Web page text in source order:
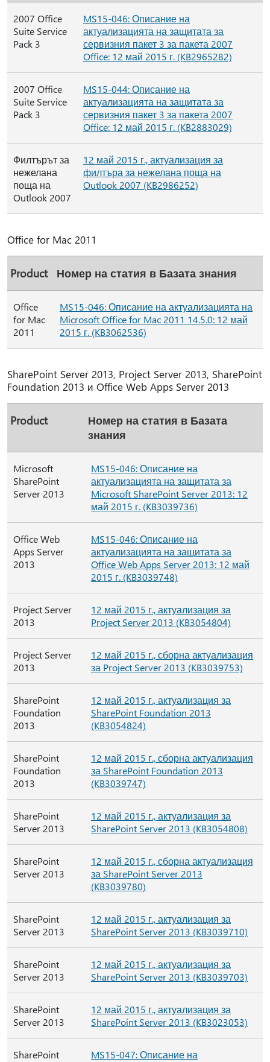
2007 Office
Suite Service
Pack 3
MS15-046: Описание на
актуализацията на защитата за
сервизния пакет 3 за пакета 2007
Office: 12 май 2015 г. (KB2965282)
2007 Office
Suite Service
Pack 3
MS15-044: Описание на
актуализацията на защитата за
сервизния пакет 3 за пакета 2007
Office: 12 май 2015 г. (KB2883029)
Филтърът за
нежелана
поща на
Outlook 2007
12 май 2015 г., актуализация за
филтъра за нежелана поща на
Outlook 2007 (KB2986252)
Office for Mac 2011
Product Номер на статия в Базата знания
Office
for Mac
2011
MS15-046: Описание на актуализацията на
Microsoft Office for Mac 2011 14.5.0: 12 май
2015 г. (KB3062536)
SharePoint Server 2013, Project Server 2013, SharePoint
Foundation 2013 и Office Web Apps Server 2013
Product
Номер на статия в Базата
знания
Microsoft
SharePoint
Server 2013
MS15-046: Описание на
актуализацията на защитата за
Microsoft SharePoint Server 2013: 12
май 2015 г. (KB3039736)
Office Web
Apps Server
2013
MS15-046: Описание на
актуализацията на защитата за
Office Web Apps Server 2013: 12 май
2015 г. (KB3039748)
Project Server
2013
12 май 2015 г., актуализация за
Project Server 2013 (KB3054804)
Project Server
2013
12 май 2015 г., сборна актуализация
за Project Server 2013 (KB3039753)
SharePoint
Foundation
2013
12 май 2015 г., актуализация за
SharePoint Foundation 2013
(KB3054824)
SharePoint
Foundation
2013
12 май 2015 г., сборна актуализация
за SharePoint Foundation 2013
(KB3039747)
SharePoint
Server 2013
12 май 2015 г., актуализация за
SharePoint Server 2013 (KB3054808)
SharePoint
Server 2013
12 май 2015 г., сборна актуализация
за SharePoint Server 2013
(KB3039780)
SharePoint
Server 2013
12 май 2015 г., актуализация за
SharePoint Server 2013 (KB3039710)
SharePoint
Server 2013
12 май 2015 г., актуализация за
SharePoint Server 2013 (KB3039703)
SharePoint
Server 2013
12 май 2015 г., актуализация за
SharePoint Server 2013 (KB3023053)
SharePoint
MS15-047: Описание на